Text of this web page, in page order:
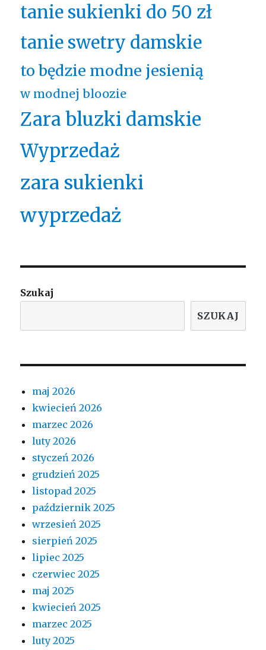
tanie sukienki do 50 zł
tanie swetry damskie
to będzie modne jesienią
w modnej bloozie
Zara bluzki damskie
Wyprzedaż
zara sukienki
wyprzedaż
Szukaj
SZUKAJ
maj 2026
kwiecień 2026
marzec 2026
luty 2026
styczeń 2026
grudzień 2025
listopad 2025
październik 2025
wrzesień 2025
sierpień 2025
lipiec 2025
czerwiec 2025
maj 2025
kwiecień 2025
marzec 2025
luty 2025